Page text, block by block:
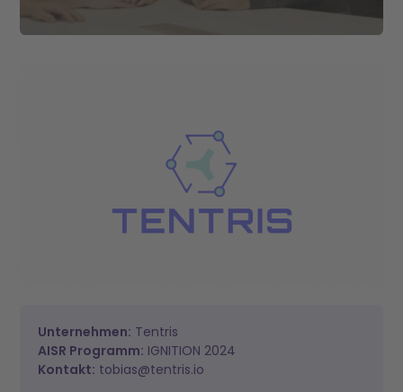
Unternehmen: Tentris
AISR Programm: IGNITION 2024
Kontakt: tobias@tentris.io